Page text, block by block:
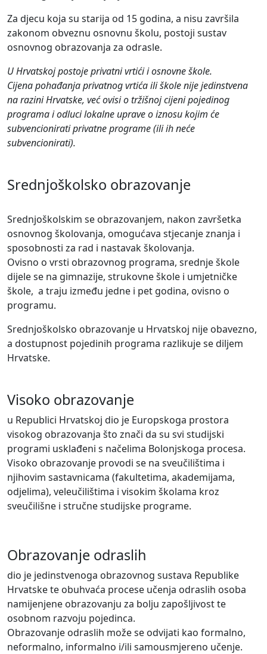
Za djecu koja su starija od 15 godina, a nisu završila
zakonom obveznu osnovnu školu, postoji sustav
osnovnog obrazovanja za odrasle.
U Hrvatskoj postoje privatni vrtići i osnovne škole.
Cijena pohađanja privatnog vrtića ili škole nije jedinstvena
na razini Hrvatske, već ovisi o tržišnoj cijeni pojedinog
programa i odluci lokalne uprave o iznosu kojim će
subvencionirati privatne programe (ili ih neće
subvencionirati).
Srednjoškolsko obrazovanje
Srednjoškolskim se obrazovanjem, nakon završetka
osnovnog školovanja, omogućava stjecanje znanja i
sposobnosti za rad i nastavak školovanja.
Ovisno o vrsti obrazovnog programa, srednje škole
dijele se na gimnazije, strukovne škole i umjetničke
škole, a traju između jedne i pet godina, ovisno o
programu.
Srednjoškolsko obrazovanje u Hrvatskoj nije obavezno,
a dostupnost pojedinih programa razlikuje se diljem
Hrvatske.
Visoko obrazovanje
u Republici Hrvatskoj dio je Europskoga prostora
visokog obrazovanja što znači da su svi studijski
programi usklađeni s načelima Bolonjskoga procesa.
Visoko obrazovanje provodi se na sveučilištima i
njihovim sastavnicama (fakultetima, akademijama,
odjelima), veleučilištima i visokim školama kroz
sveučilišne i stručne studijske programe.
Obrazovanje odraslih
dio je jedinstvenoga obrazovnog sustava Republike
Hrvatske te obuhvaća procese učenja odraslih osoba
namijenjene obrazovanju za bolju zapošljivost te
osobnom razvoju pojedinca.
Obrazovanje odraslih može se odvijati kao formalno,
neformalno, informalno i/ili samousmjereno učenje.